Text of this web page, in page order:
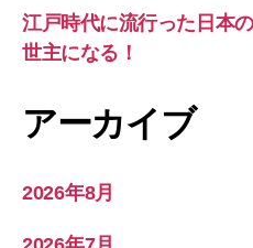
江戸時代に流行った日本
世主になる！
アーカイブ
2026年8月